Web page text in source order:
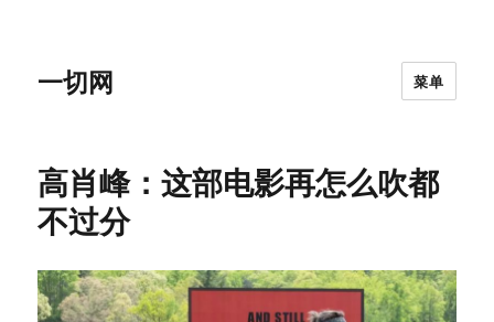
一切网 菜单
高肖峰：这部电影再怎么吹都
不过分